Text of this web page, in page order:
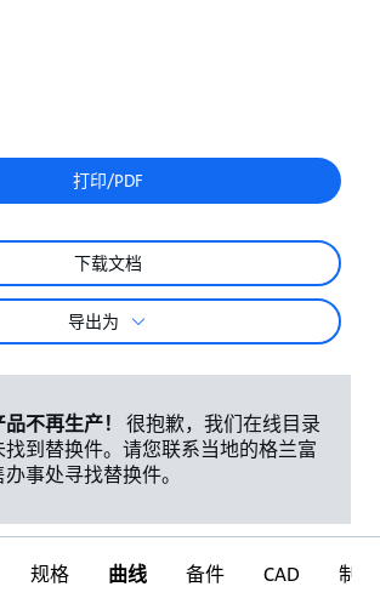
打印/PDF
下载文档
导出为
不再生产！
很抱歉，我们在线目录
找到替换件。请您联系当地的格兰富
事处寻找替换件。
规格 曲线 备件 CAD 制图